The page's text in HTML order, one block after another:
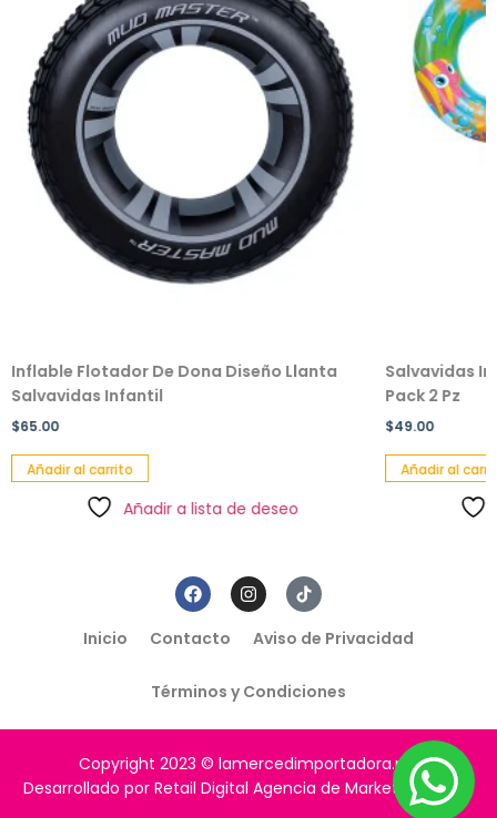
Inflable Flotador De Dona Diseño Llanta
Salvavidas Infantil
$65.00
Añadir al carrito
Añadir a lista de deseo
Salvavidas
Pack 2 Pz
$49.00
Añadir al
Inicio Contacto Aviso de Privacidad
Términos y Condiciones
Copyright 2023 © lamercedimportadora.mx
Desarrollado por Retail Digital Agencia de Marketing Digital